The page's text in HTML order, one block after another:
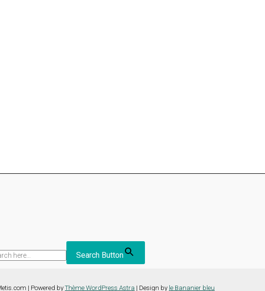
Search Button
| Powered byThème WordPress Astra | Design by le Bananier bleu